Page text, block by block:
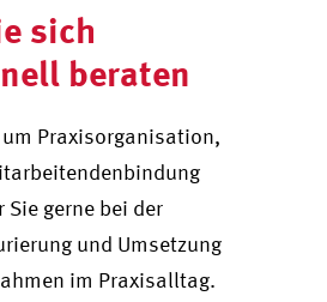
sich
beraten
um Praxisorganisation,
gerne bei der
und Umsetzung
im Praxisalltag.